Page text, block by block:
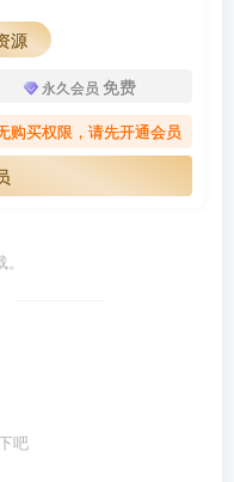
源
永久会员 免费
购买权限，请先开通会员
吧